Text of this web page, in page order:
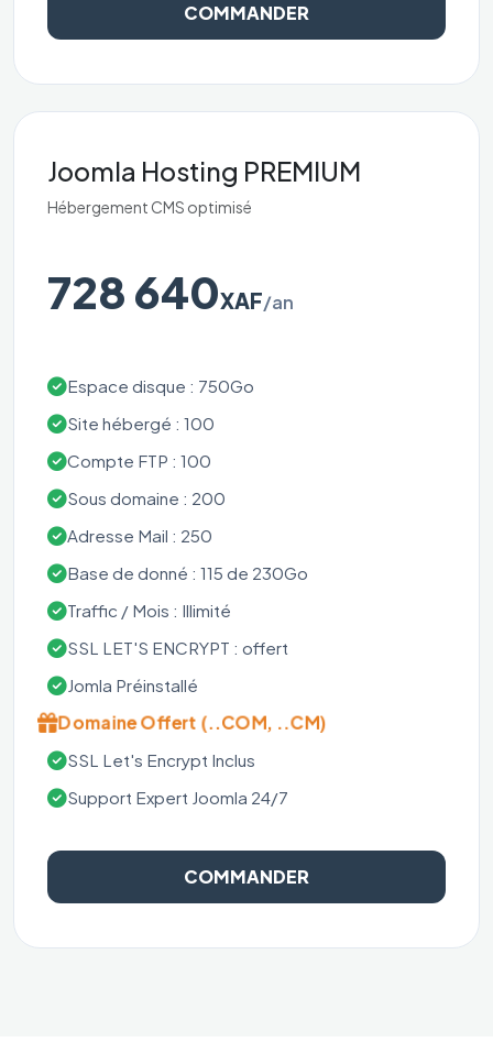
COMMANDER
Joomla Hosting PREMIUM
Hébergement CMS optimisé
728 640XAF/an
Espace disque : 750Go
Site hébergé : 100
Compte FTP : 100
Sous domaine : 200
Adresse Mail : 250
Base de donné : 115 de 230Go
Traffic / Mois : Illimité
SSL LET'S ENCRYPT : offert
Jomla Préinstallé
Domaine Offert (..COM, ..CM)
SSL Let's Encrypt Inclus
Support Expert Joomla 24/7
COMMANDER